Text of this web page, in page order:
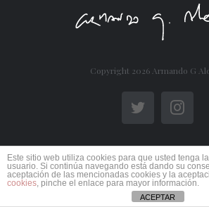
Copyright 2026 Armando G
Twitter
Este sitio web utiliza cookies para que usted tenga
usuario. Si continúa navegando está dando su
aceptación de las mencionadas cookies y la
cookies, pinche el enlace para mayor información.
ACEPTAR